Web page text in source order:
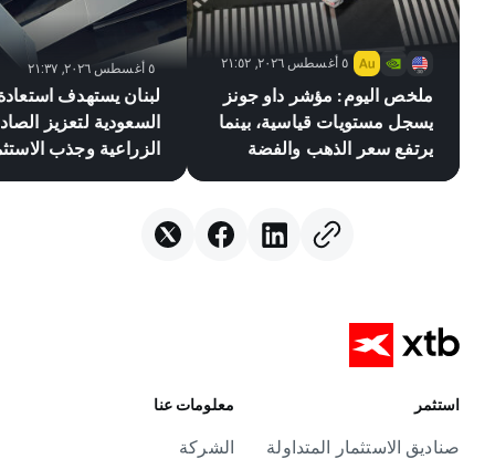
٥ أغسطس ٢٠٢٦, ٢١:٥٢
ملخص اليوم: مؤشر داو جونز
يسجل مستويات قياسية، بينما
يرتفع سعر الذهب والفضة
٥ أغسطس ٢٠٢٦, ٢١:٣٧
لبنان يستهدف
السعودية لتعزيز
الزراعية وجذب
استثمر
صناديق الاستثمار المتداولة
معلومات عنا
الشركة